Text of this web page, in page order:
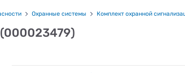
Охранные системы
Комплект охранной